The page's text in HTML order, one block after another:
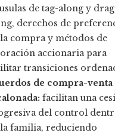
de tag-along y
derechos de
compra y métodos de
accionaria para
transiciones
de compra-venta
facilitan una
del control
familia, reduciendo